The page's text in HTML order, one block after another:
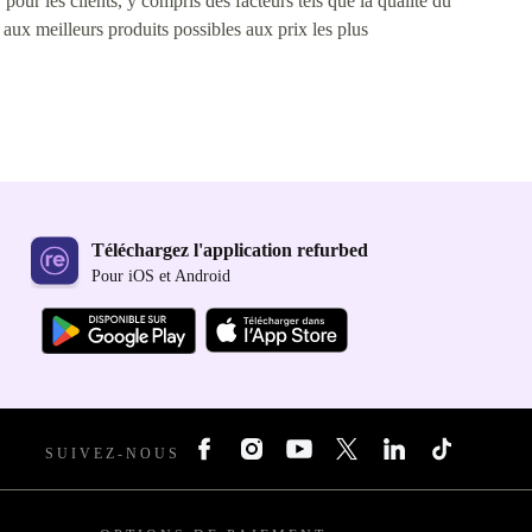
meilleurs produits possibles aux prix les plus
Téléchargez l'application refurbed
Pour iOS et Android
SUIVEZ-NOUS